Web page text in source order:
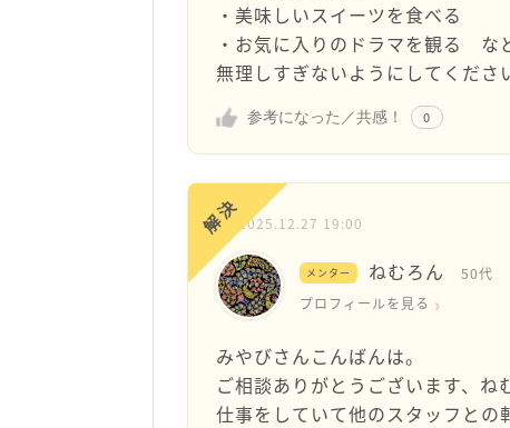
・美味しいスイーツを食べる
・お気に入りのドラマを観る な
無理しすぎないようにしてくださ
参考になった／共感！ 0
解決2025.12.27 19:00
メンター ねむろん
50代
プロフィールを見る
みやびさんこんばんは。
ご相談ありがとうございます、ね
仕事をしていて他のスタッフとの